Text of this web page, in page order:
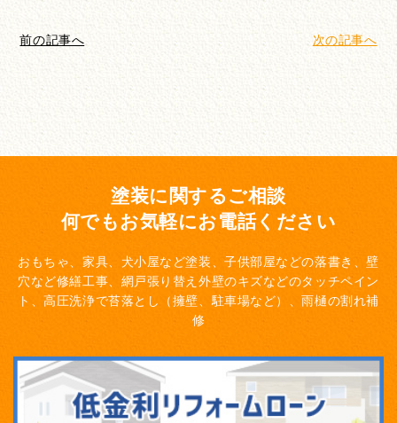
前の記事へ 次の記事へ
塗装に関するご相談
何でもお気軽にお電話ください
おもちゃ、家具、犬小屋など塗装、子供部屋などの落書き、壁
穴など修繕工事、網戸張り替え 外壁のキズなどのタッチペイン
ト、高圧洗浄で苔落とし（擁壁、駐車場など）、雨樋の割れ補
修